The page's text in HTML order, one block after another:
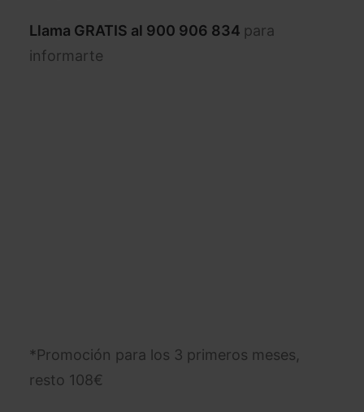
Llama GRATIS al 900 906 834 para
informarte
*Promoción para los 3 primeros meses,
resto 108€